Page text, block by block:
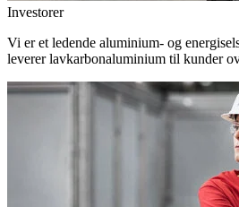
Investorer
Vi er et ledende aluminium- og
leverer lavkarbonaluminium til kunder